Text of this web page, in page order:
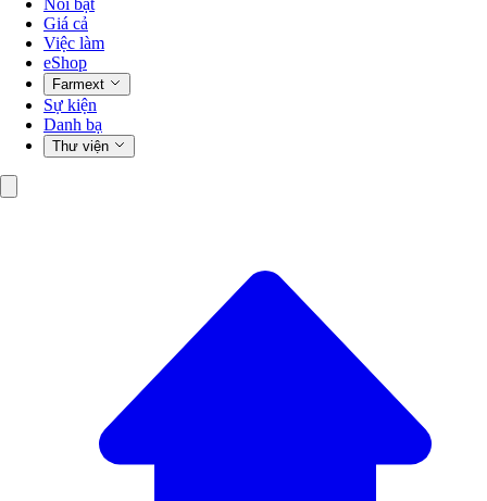
Nổi bật
Giá cả
Việc làm
eShop
Farmext
Sự kiện
Danh bạ
Thư viện